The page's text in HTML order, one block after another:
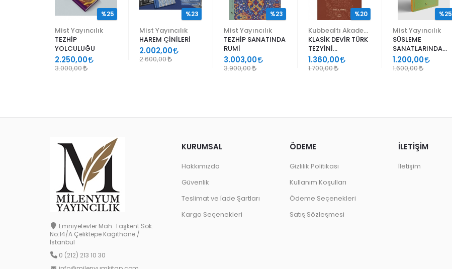
Mist Yayıncılık
TEZHİP
YOLCULUĞU
2.250,00
3.000,00
%25
Mist Yayıncılık
HAREM ÇİNİLERİ
2.002,00
2.600,00
%23
Mist Yayıncılık
TEZHİP SANATINDA
RUMİ
3.003,00
3.900,00
%23
KLASİK DEVİR TÜRK
TEZYİNİ
SANATLARINDA
DESEN
1.360,00
1.700,00
%20
Mist Yayıncılık
SÜSLEME
SANATLARINDA
GEÇMELER
1.200,00
1.600,00
%25
Emniyetevler Mah. Taşkent Sok.
No:14/A Çeliktepe Kağıthane /
İstanbul
0 (212) 213 10 30
KURUMSAL
Hakkımızda
Güvenlik
Teslimat ve İade Şartları
Kargo Seçenekleri
ÖDEME
Gizlilik Politikası
Kullanım Koşulları
Ödeme Seçenekleri
Satış Sözleşmesi
İLETİŞİM
İletişim